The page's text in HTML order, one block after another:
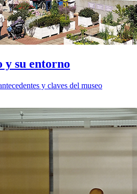
y su entorno
y claves del museo